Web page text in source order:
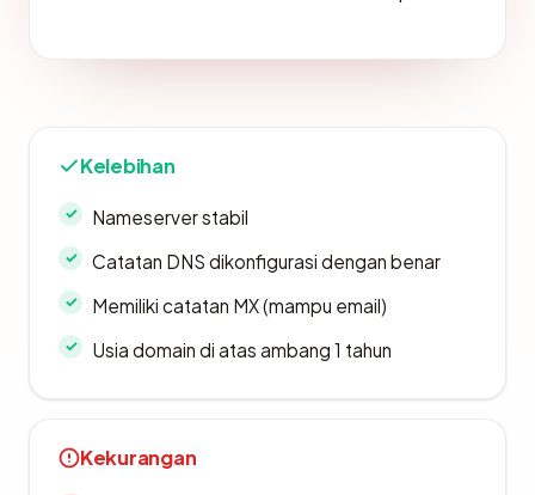
Kelebihan
Nameserver stabil
Catatan DNS dikonfigurasi dengan benar
Memiliki catatan MX (mampu email)
Usia domain di atas ambang 1 tahun
Kekurangan